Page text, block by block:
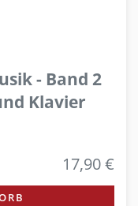
- Band 2
Klavier
17,90 €